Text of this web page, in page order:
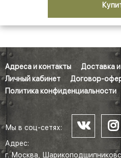
Адреса и контакты Доставка
Личный кабинет
Договор-
Политика конфиденциальности
Мы в соц-сетях:
Адрес:
г. Москва,